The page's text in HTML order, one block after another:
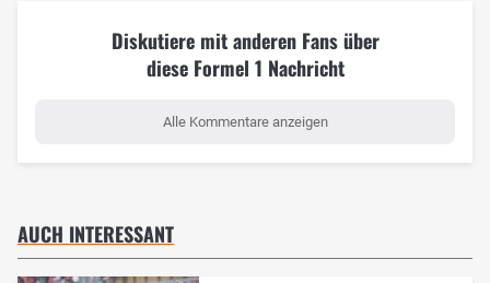
Diskutiere mit anderen Fans über
diese Formel 1 Nachricht
Alle Kommentare anzeigen
AUCH INTERESSANT